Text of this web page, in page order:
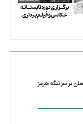
بر سر تنگه هرمز